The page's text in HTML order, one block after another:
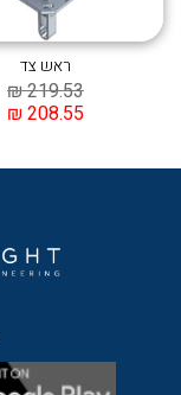
ראש צד
219.53
₪
208.55
₪